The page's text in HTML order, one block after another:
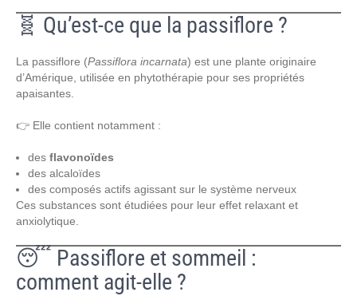
🧬 Qu’est-ce que la passiflore ?
La passiflore (Passiflora incarnata) est une plante originaire
d’Amérique, utilisée en phytothérapie pour ses propriétés
apaisantes.
👉 Elle contient notamment :
des flavonoïdes
des alcaloïdes
des composés actifs agissant sur le système nerveux
Ces substances sont étudiées pour leur effet relaxant et
anxiolytique.
😴 Passiflore et sommeil :
comment agit-elle ?